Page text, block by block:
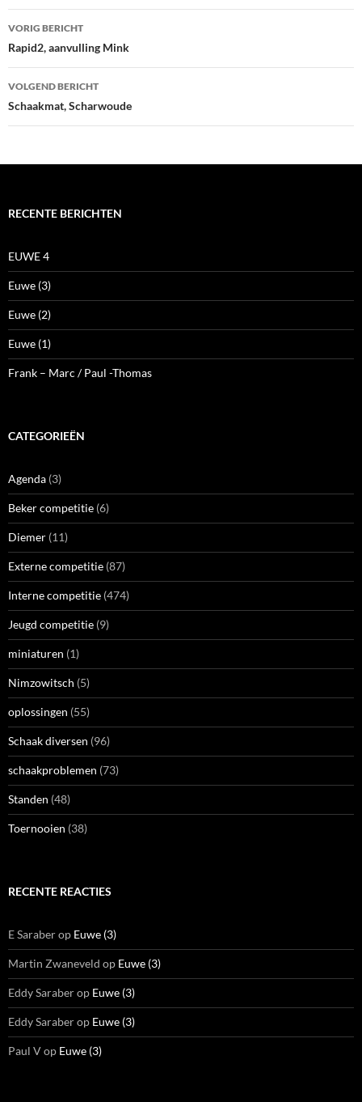
Bericht
navigatie
VORIG BERICHT
Rapid2, aanvulling Mink
VOLGEND BERICHT
Schaakmat, Scharwoude
RECENTE BERICHTEN
EUWE 4
Euwe (3)
Euwe (2)
Euwe (1)
Frank – Marc / Paul -Thomas
CATEGORIEËN
Agenda (3)
Beker competitie (6)
Diemer (11)
Externe competitie (87)
Interne competitie (474)
Jeugd competitie (9)
miniaturen (1)
Nimzowitsch (5)
oplossingen (55)
Schaak diversen (96)
schaakproblemen (73)
Standen (48)
Toernooien (38)
RECENTE REACTIES
E Saraberop Euwe (3)
Martin Zwaneveld op Euwe (3)
Eddy Saraberop Euwe (3)
Eddy Saraberop Euwe (3)
Paul Vop Euwe (3)